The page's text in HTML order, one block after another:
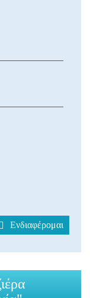
Ενδιαφέρομαι